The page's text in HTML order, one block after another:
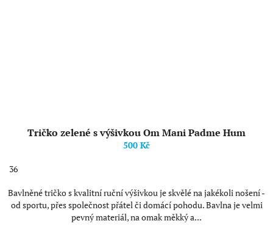
Tričko zelené s výšivkou Om Mani Padme Hum
500 Kč
36
Bavlněné tričko s kvalitní ruční výšivkou je skvělé na jakékoli nošení -
od sportu, přes společnost přátel či domácí pohodu. Bavlna je velmi
pevný materiál, na omak měkký a...